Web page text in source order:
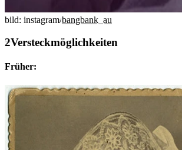
bild: instagram/bangbank_au
Versteckmöglichkeiten
Früher: